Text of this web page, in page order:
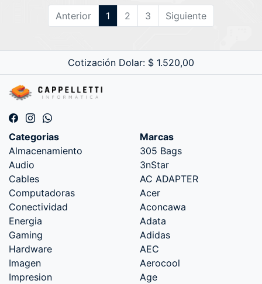
(HESX0075)
Anterior 1 2 3 Siguiente
Cotización Dolar: $ 1.520,00
Categorias
Almacenamiento
Audio
Cables
Computadoras
Conectividad
Energia
Gaming
Hardware
Imagen
Impresion
Marcas
305 Bags
3nStar
AC ADAPTER
Acer
Aconcawa
Adata
Adidas
AEC
Aerocool
Age